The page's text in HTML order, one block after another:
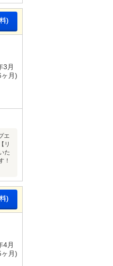
)
3月
月)
エ
リ
た
！
)
4月
月)